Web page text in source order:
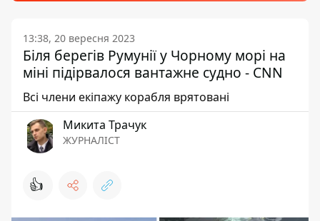
13:38, 20 вересня 2023
Біля берегів Румунії у Чорному морі на
міні підірвалося вантажне судно - CNN
Всі члени екіпажу корабля врятовані
Микита Трачук
ЖУРНАЛІСТ
👍